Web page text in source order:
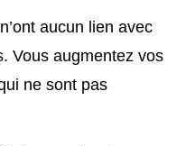
aucun lien avec
Vous augmentez vos
ne sont pas